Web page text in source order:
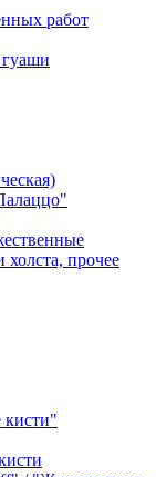
работ
гуаши
прочее